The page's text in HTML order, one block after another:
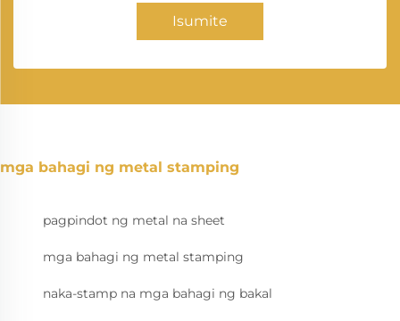
Isumite
mga bahagi ng metal stamping
pagpindot ng metal na sheet
mga bahagi ng metal stamping
naka-stamp na mga bahagi ng bakal